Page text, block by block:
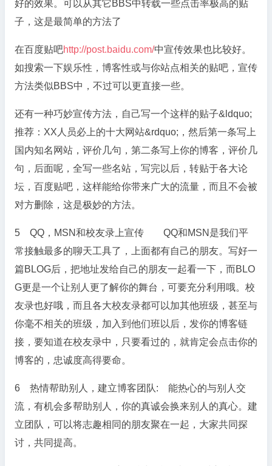
好的效果。可以从其它BBS中转载一些点击率极高的贴
子，这是最简单的方法了
在百度贴吧http://post.baidu.com/中宣传效果也比较好。
如搜索一下娱乐性，博客性或与你站点相关的贴吧，宣传
方法类似BBS中，不过可以更直接一些。
还有一种巧妙宣传方法，自己写一个这样的贴子&ldquo;
推荐：XX人员必上的十大网站&rdquo;，然后第一条写上
国内知名网站，评价几句，第二条写上你的博客，评价几
句，后面呢，全写一些名站，写完以后，转贴于各大论
坛，百度贴吧，这样能给你带来广大的流量，而且不会被
对方删除，这是极妙的方法。
5 QQ，MSN和校友录上宣传 QQ和MSN是我们平
常接触最多的聊天工具了，上面都有自己的朋友。写好一
篇BLOG后，把地址发给自己的朋友一起看一下，而BLO
G更是一个让别人更了解你的舞台，可要充分利用哦。校
友录也好哦，而且各大校友录都可以加其他班级，甚至与
你毫不相关的班级，加入到他们班以后，发你的博客链
接，要知道在校友录中，只要看过的，就肯定会点击你的
博客的，忠诚度高得要命。
6 热情帮助别人，建立博客团队: 能热心的与别人交
流，有机会多帮助别人，你的真诚会换来别人的真心。建
立团队，可以将志趣相同的朋友聚在一起，大家共同探
讨，共同提高。